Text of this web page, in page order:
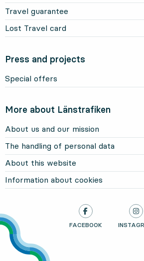
Travel guarantee
Lost Travel card
Press and projects
Special offers
More about Länstrafiken
About us and our mission
The handling of personal data
About this website
Information about cookies
LÄNSTRAFIKEN ON
FACEBOOK , OPENS IN